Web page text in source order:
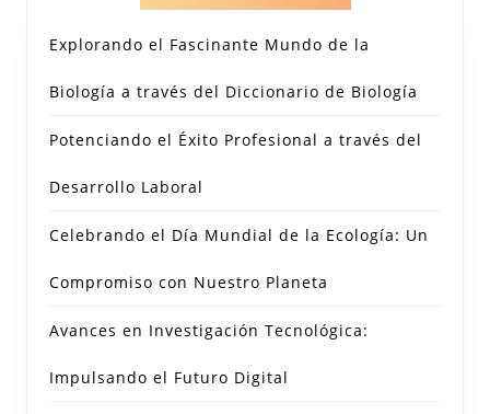
Explorando el Fascinante Mundo de la
Biología a través del Diccionario de Biología
Potenciando el Éxito Profesional a través del
Desarrollo Laboral
Celebrando el Día Mundial de la Ecología: Un
Compromiso con Nuestro Planeta
Avances en Investigación Tecnológica:
Impulsando el Futuro Digital